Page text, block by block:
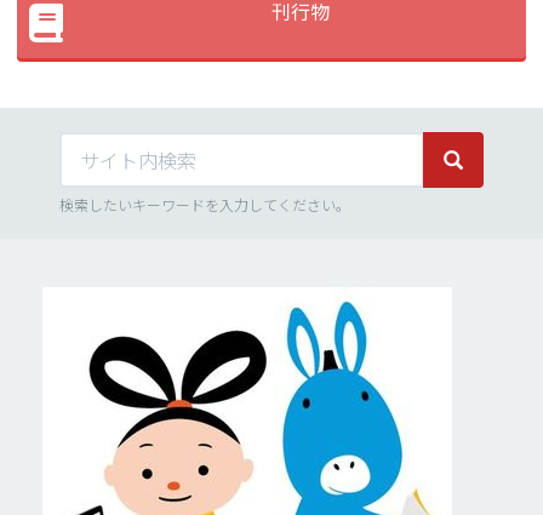
刊行物
サイト内検索 サイト内
検索したいキーワードを入力してください。